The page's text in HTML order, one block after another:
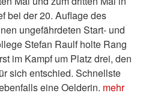
bei der 20. Auflage des
ungefährdeten Start- und
Stefan Raulf holte Rang
im Kampf um Platz drei, den
sich entschied. Schnellste
eine Oelderin. mehr